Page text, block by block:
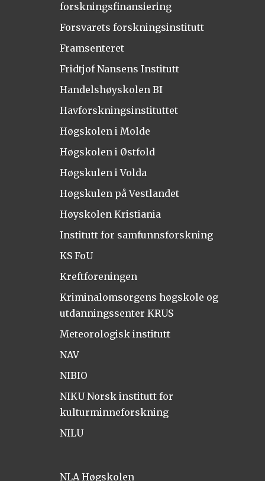
forskningsfinansiering
Forsvarets forskningsinstitutt
Framsenteret
Fridtjof Nansens Institutt
Handelshøyskolen BI
Havforskningsinstituttet
Høgskolen i Molde
Høgskolen i Østfold
Høgskulen i Volda
Høgskulen på Vestlandet
Høyskolen Kristiania
Institutt for samfunnsforskning
KS FoU
Kreftforeningen
Kriminalomsorgens høgskole og
utdanningssenter KRUS
Meteorologisk institutt
NAV
NIBIO
NIKU Norsk institutt for
kulturminneforskning
NILU
NLA Høgskolen